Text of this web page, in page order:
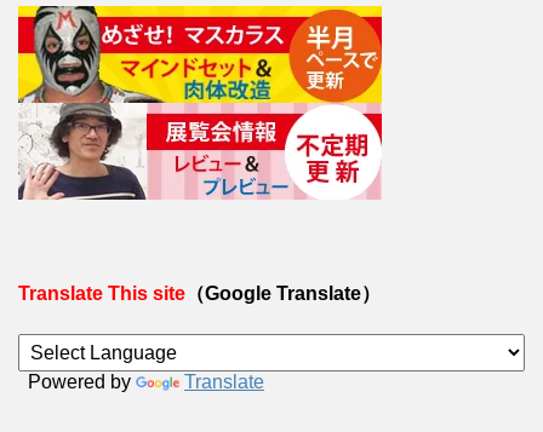
Translate This site （Google Translate）
Powered by Translate